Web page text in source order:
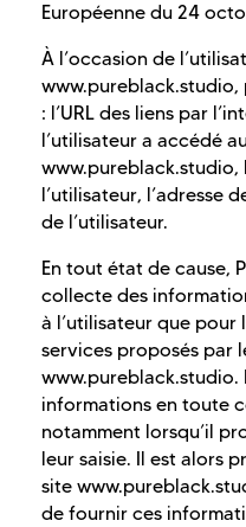
Européenne du 24
À l’occasion de
: l’URL des liens par
l’utilisateur a accédé
www.pureblack.studio,
l’utilisateur, l’adresse
de l’utilisateur.
En tout état de cause,
collecte des
à l’utilisateur que pour
services proposés par
www.pureblack.studio.
informations en toute
notamment lorsqu’il
leur saisie. Il est alors
site
de fournir ces